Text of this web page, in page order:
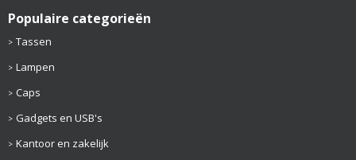
Populaire categorieën
Tassen
Lampen
Caps
Gadgets en USB's
Kantoor en zakelijk